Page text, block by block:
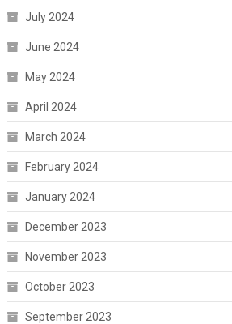
July 2024
June 2024
May 2024
April 2024
March 2024
February 2024
January 2024
December 2023
November 2023
October 2023
September 2023